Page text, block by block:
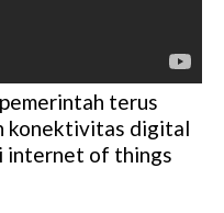
terus
konektivitas digital
internet of things